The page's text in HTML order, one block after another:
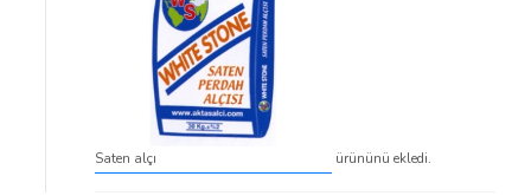
Saten alçı ürününü ekledi.